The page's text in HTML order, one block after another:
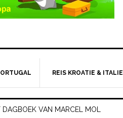
REIS KROATIE & ITALIE
DAGBOEK VAN MARCEL MOL